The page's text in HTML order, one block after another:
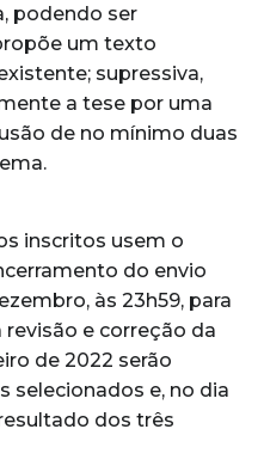
podendo ser
um texto
supressiva,
a tese por uma
de no mínimo duas
inscritos usem o
do envio
às 23h59, para
e correção da
de 2022 serão
selecionados e, no dia
dos três